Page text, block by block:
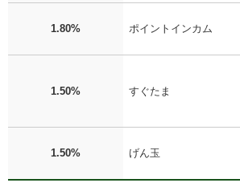
1.80% ポイントインカム
1.50% すぐたま
1.50% げん玉